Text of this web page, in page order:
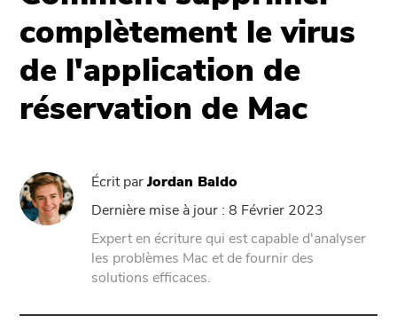
PowerMyMac
PowerUninstall
Video Converter
Screen Recorder
En ligne
complètement le virus
de l'application de
réservation de Mac
Écrit parJordan Baldo
Dernière mise à jour : 8 Février 2023
Expert en écriture qui est capable d'analyser
les problèmes Mac et de fournir des
solutions efficaces.